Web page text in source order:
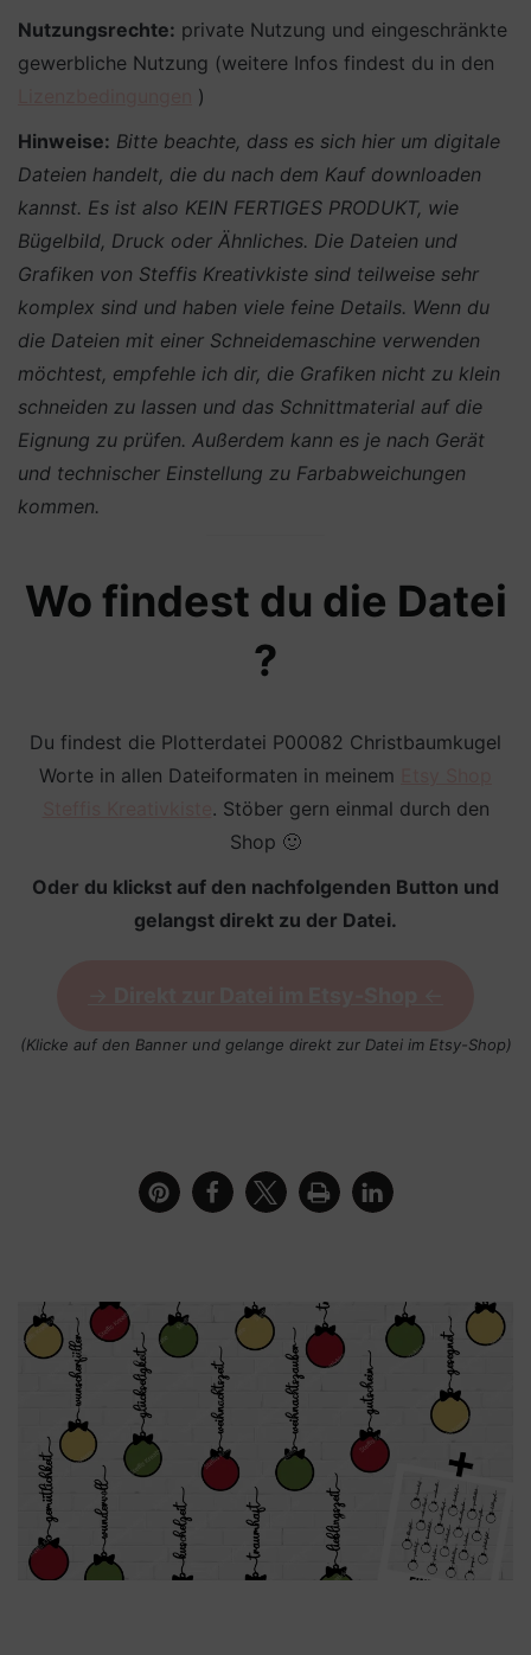
Nutzungsrechte: private Nutzung und eingeschränkte
gewerbliche Nutzung (weitere Infos findest du in den
)
Hinweise: Bitte beachte, dass es sich hier um digitale
Dateien handelt, die du nach dem Kauf downloaden
kannst. Es ist also KEIN FERTIGES PRODUKT, wie
Bügelbild, Druck oder Ähnliches. Die Dateien und
Grafiken von Steffis Kreativkiste sind teilweise sehr
komplex sind und haben viele feine Details. Wenn du
die Dateien mit einer Schneidemaschine verwenden
möchtest, empfehle ich dir, die Grafiken nicht zu klein
schneiden zu lassen und das Schnittmaterial auf die
Eignung zu prüfen. Außerdem kann es je nach Gerät
und technischer Einstellung zu Farbabweichungen
kommen.
Wo findest du die Datei
?
Du findest die Plotterdatei P00082 Christbaumkugel
Worte in allen Dateiformaten in meinem
. Stöber gern einmal durch den
Shop 🙂
Oder du klickst auf den nachfolgenden Button und
gelangst direkt zu der Datei.
(Klicke auf den Banner und gelange direkt zur Datei im Etsy-Shop)